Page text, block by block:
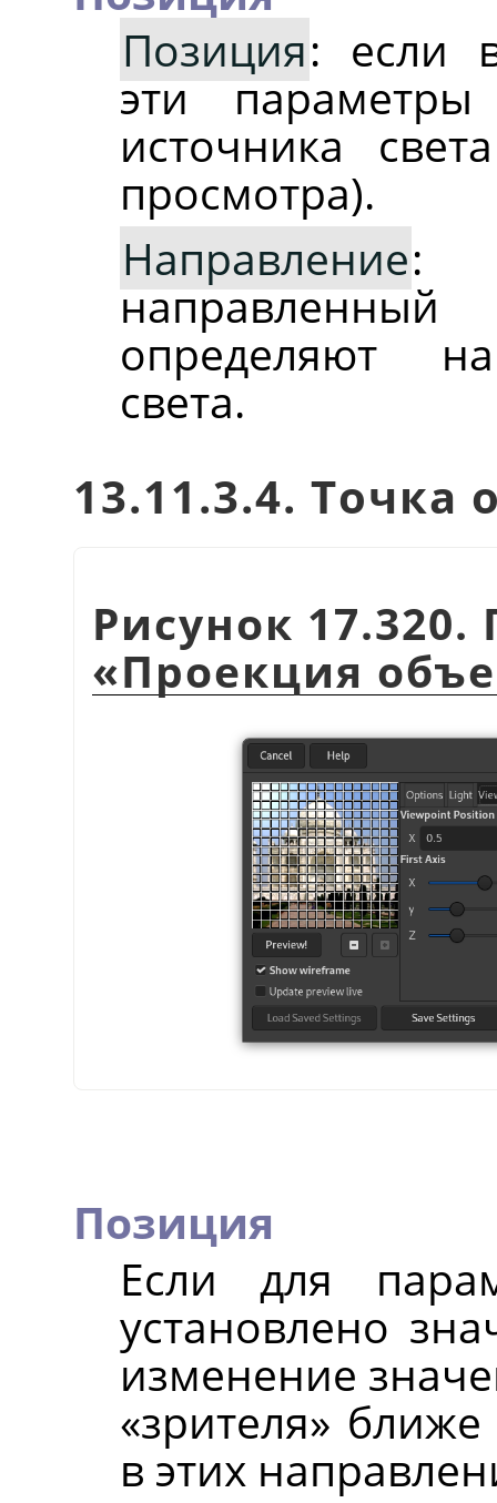
Позиция: если
эти
источника
просмотра).
Направление:
определяют
света.
13.11.3.4. Точка
Рисунок
«Проекция
Позиция
Если для
установлено
изменение
«зрителя»
в этих